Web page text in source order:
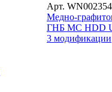
Арт.
Медно-
ГНБ МС HDD
3 модификации